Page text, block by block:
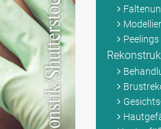
Peelings